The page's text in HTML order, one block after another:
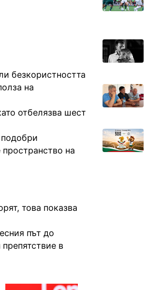
безкористността
на
отбелязва шест
на
това показва
път до
в